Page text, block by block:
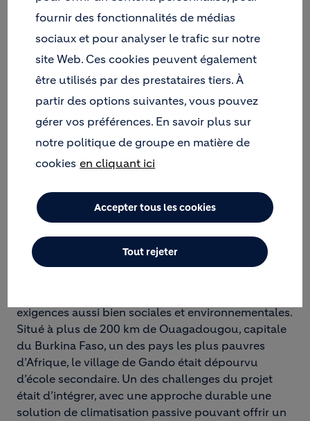
ALLEMAGNE SONT LES
LAURÉATS DES GLOBAL
HOLCIM AWARDS 2012.
Ces projets de construction durable ont été
d’experts indépendants présidé par l’architecte
mexicain Enrique Norten. Sélectionnés sur plus de
6'000 candidatures émanant de 146 pays, les
finalistes étaient les projets gagnants des Holcim
concours doté de 2 millions de $.
Global Holcim Awards Gold : une école du Burkina
climatisation passive et esthétique
exigences aussi bien sociales et environnementales.
Situé à plus de 200 km de Ouagadougou, capitale
du Burkina Faso, un des pays les plus pauvres
d’Afrique, le village de Gando était dépourvu
d’école secondaire. Un des challenges du projet
était d’intégrer, avec une approche durable une
solution de climatisation passive pouvant offrir un
fournir des fonctionnalités de médias
sociaux et pour analyser le trafic sur notre
site Web. Ces cookies peuvent également
être utilisés par des prestataires tiers. À
partir des options suivantes, vous pouvez
gérer vos préférences. En savoir plus sur
notre politique de groupe en matière de
cookies en cliquant ici
Accepter tous les cookies
Tout rejeter